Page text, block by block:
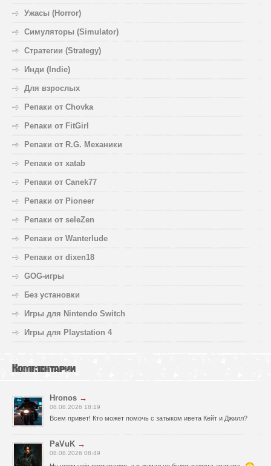
Ужасы (Horror)
Симуляторы (Simulator)
Стратегии (Strategy)
Инди (Indie)
Для взрослых
Репаки от Chovka
Репаки от FitGirl
Репаки от R.G. Механики
Репаки от xatab
Репаки от Canek77
Репаки от Pioneer
Репаки от seleZen
Репаки от Wanterlude
Репаки от dixen18
GOG-игры
Без установки
Игры для Nintendo Switch
Игры для Playstation 4
Комментарии
Hronos →
08.08.2026 18:19
Всем привет! Кто может помочь с затыком ивета Кейт и Джилл?
PaVuK →
08.08.2026 08:49